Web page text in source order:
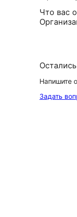
Что вас
Напишите
Задать